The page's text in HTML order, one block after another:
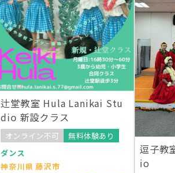
辻堂教室 Hula Lanikai Stu
dio 新設クラス
オンライン不可
無料体験あり
ダンス
神奈川県 藤沢市
逗子教
io